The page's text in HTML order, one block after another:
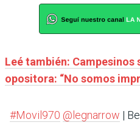
Leé también: Campesinos
opositora: “No somos
#Movil970 @legnarrow |